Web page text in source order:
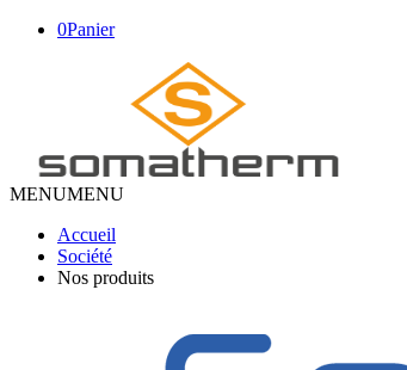
0Panier
MENUMENU
Accueil
Société
Nos produits